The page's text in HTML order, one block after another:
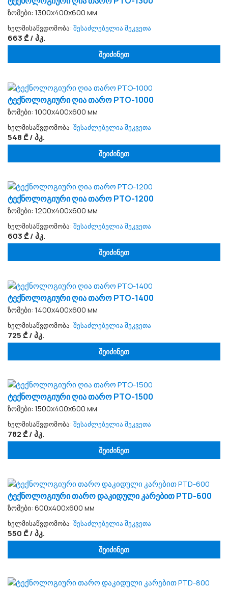
ზომები: 1300x400x600 мм
ხელმისაწვდომობა: შესაძლებელია შეკვეთა
663 ₾ / პკ.
შეიძინეთ
ტექნოლოგიური ღია თარო PTO-1000
ზომები: 1000x400x600 мм
ხელმისაწვდომობა: შესაძლებელია შეკვეთა
548 ₾ / პკ.
შეიძინეთ
ტექნოლოგიური ღია თარო PTO-1200
ზომები: 1200x400x600 мм
ხელმისაწვდომობა: შესაძლებელია შეკვეთა
603 ₾ / პკ.
შეიძინეთ
ტექნოლოგიური ღია თარო PTO-1400
ზომები: 1400x400x600 мм
ხელმისაწვდომობა: შესაძლებელია შეკვეთა
725 ₾ / პკ.
შეიძინეთ
ტექნოლოგიური ღია თარო PTO-1500
ზომები: 1500x400x600 мм
ხელმისაწვდომობა: შესაძლებელია შეკვეთა
782 ₾ / პკ.
შეიძინეთ
ტექნოლოგიური თარო დაკიდული კარებით PTD-600
ზომები: 600x400x600 мм
ხელმისაწვდომობა: შესაძლებელია შეკვეთა
550 ₾ / პკ.
შეიძინეთ